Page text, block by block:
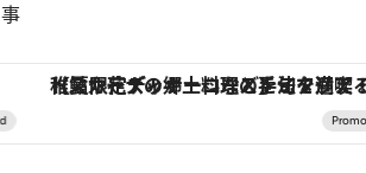
や花ズッキーニなどをイタリア・トスカーナの郷土料理の手法で満喫！